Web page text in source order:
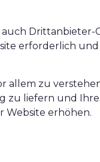
Drittanbieter-
erforderlich
allem zu
zu liefern und
Website erhöhen.